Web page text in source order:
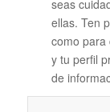
seas
ellas. Ten
como para
y tu perfil
de